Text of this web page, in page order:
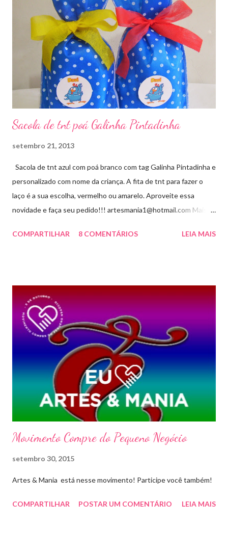
Sacola de tnt poá Galinha Pintadinha
setembro 21, 2013
Sacola de tnt azul com poá branco com tag Galinha Pintadinha e
personalizado com nome da criança. A fita de tnt para fazer o
laço é a sua escolha, vermelho ou amarelo. Aproveite essa
novidade e faça seu pedido!!! artesmania1@hotmail.com Mais
COMPARTILHAR
8 COMENTÁRIOS LEIA MAIS
Movimento Compre do Pequeno Negócio
setembro 30, 2015
Artes & Mania está nesse movimento! Participe você também!
COMPARTILHAR POSTAR UM COMENTÁRIO LEIA MAIS